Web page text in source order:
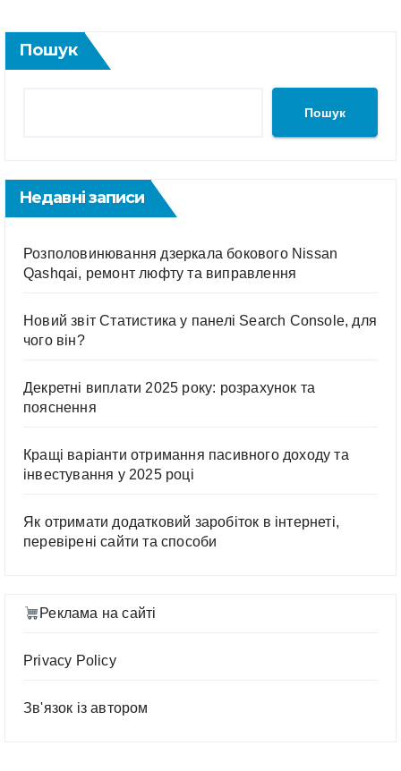
Пошук
Пошук
Недавні записи
Розполовинювання дзеркала бокового Nissan
Qashqai, ремонт люфту та виправлення
Новий звіт Статистика у панелі Search Console, для
чого він?
Декретні виплати 2025 року: розрахунок та
пояснення
Кращі варіанти отримання пасивного доходу та
інвестування у 2025 році
Як отримати додатковий заробіток в інтернеті,
перевірені сайти та способи
Реклама на сайті
Privacy Policy
Зв'язок із автором